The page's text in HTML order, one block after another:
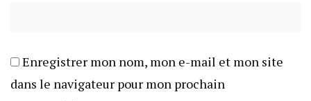
Enregistrer mon nom, mon e-mail et mon site
dans le navigateur pour mon prochain